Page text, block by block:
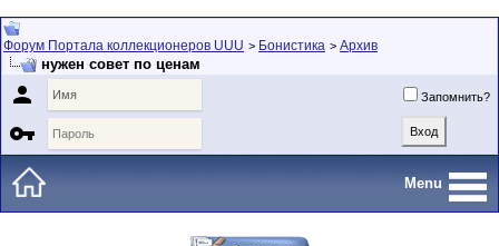
Форум Портала коллекционеров UUU > Бонистика > Архив
нужен совет по ценам
 Запомнить?

Menu